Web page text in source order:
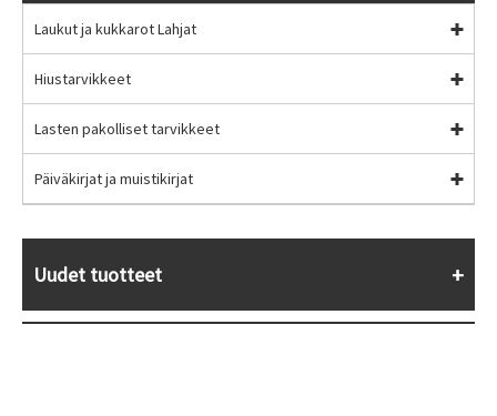
Laukut ja kukkarot Lahjat
Hiustarvikkeet
Lasten pakolliset tarvikkeet
Päiväkirjat ja muistikirjat
Uudet tuotteet